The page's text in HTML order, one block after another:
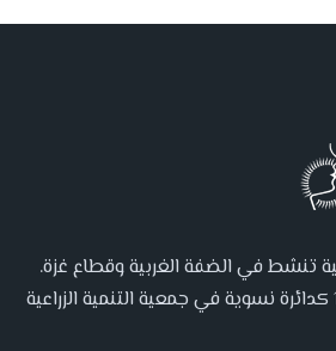
تنشط في الضفة الغربية وقطاع غزة.